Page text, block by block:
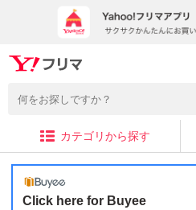
カテゴリから探す
Click here for Buyee